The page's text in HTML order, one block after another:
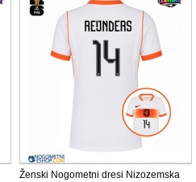
Ženski Nogometni dresi Nizozemska